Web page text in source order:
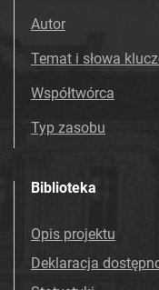
Autor
Temat i słowa
Współtwórca
Typ zasobu
Biblioteka
Opis projektu
Deklaracja